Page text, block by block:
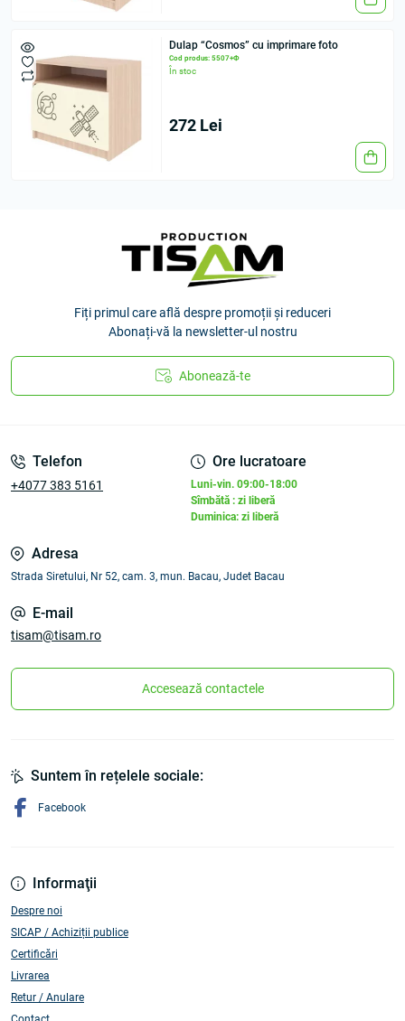
Dulap “Cosmos” cu imprimare foto
Cod produs: 5507+Ф
În stoc
272 Lei
Fiți primul care află despre promoții și reduceri
Abonați-vă la newsletter-ul nostru
Abonează-te
Telefon
+4077 383 5161
Ore lucratoare
Luni-vin. 09:00-18:00
Sîmbătă : zi liberă
Duminica: zi liberă
Adresa
Strada Siretului, Nr 52, cam. 3, mun. Bacau, Judet Bacau
E-mail
tisam@tisam.ro
Accesează contactele
Informaţii
Despre noi
SICAP / Achiziții publice
Certificări
Livrarea
Retur / Anulare
Suntem în rețelele sociale:
Facebook